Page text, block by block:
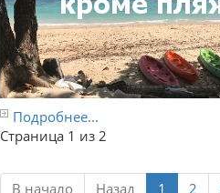
Подробнее...
Страница 1 из 2
В начало Назад 1 2